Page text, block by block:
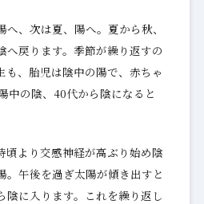
、次は夏、陽へ。夏から秋、
へ戻ります。季節が繰り返すの
も、胎児は陰中の陽で、赤ちゃ
中の陰、40代から陰になると
頃より交感神経が高ぶり始め陰
。午後を過ぎ太陽が傾き出すと
陰に入ります。これを繰り返し